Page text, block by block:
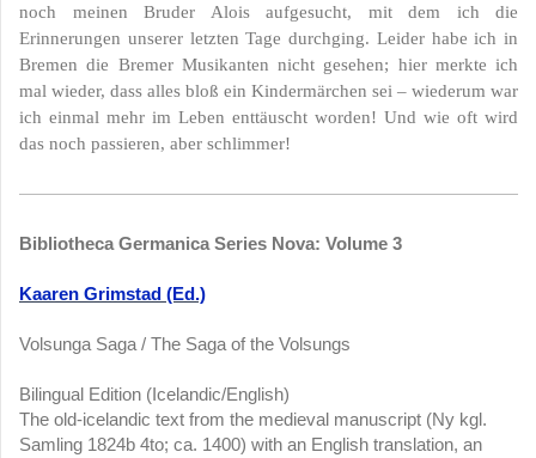
noch meinen Bruder Alois aufgesucht, mit dem ich die
Erinnerungen unserer letzten Tage durchging. Leider habe ich in
Bremen die Bremer Musikanten nicht gesehen; hier merkte ich
mal wieder, dass alles bloß ein Kindermärchen sei – wiederum war
ich einmal mehr im Leben enttäuscht worden! Und wie oft wird
das noch passieren, aber schlimmer!
Bibliotheca Germanica Series Nova: Volume 3
Kaaren Grimstad (Ed.)
Volsunga Saga / The Saga of the Volsungs
Bilingual Edition (Icelandic/English)
The old-icelandic text from the medieval manuscript (Ny kgl.
Samling 1824b 4to; ca. 1400) with an English translation, an